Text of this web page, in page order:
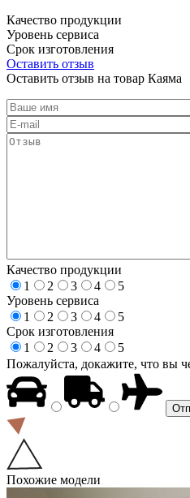
Качество продукции
Уровень сервиса
Срок изготовления
Оставить отзыв
Оставить отзыв на товар Каяма
Качество продукции
1
2 3 4
5
Уровень сервиса
1
2 3 4
5
Срок изготовления
1
2 3 4
5
Пожалуйста, докажите, что вы
Похожие модели